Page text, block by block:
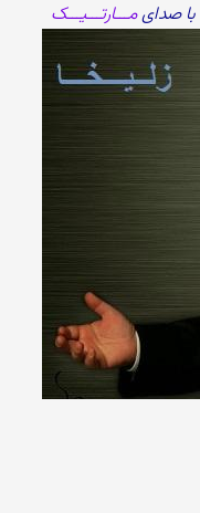
با صدایمـــارتـــیـــک